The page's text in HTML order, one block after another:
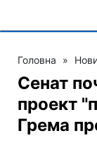
Головна »
Сенат
проект
Грема